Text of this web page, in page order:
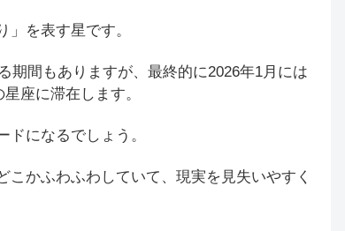
を表す星です。
期間もありますが、最終的に2026年1月には
座に滞在します。
になるでしょう。
かふわふわしていて、現実を見失いやすく